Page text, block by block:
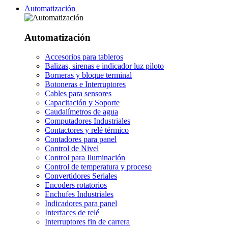
Automatización
Automatización
Accesorios para tableros
Balizas, sirenas e indicador luz piloto
Borneras y bloque terminal
Botoneras e Interruptores
Cables para sensores
Capacitación y Soporte
Caudalímetros de agua
Computadores Industriales
Contactores y relé térmico
Contadores para panel
Control de Nivel
Control para Iluminación
Control de temperatura y proceso
Convertidores Seriales
Encoders rotatorios
Enchufes Industriales
Indicadores para panel
Interfaces de relé
Interruptores fin de carrera